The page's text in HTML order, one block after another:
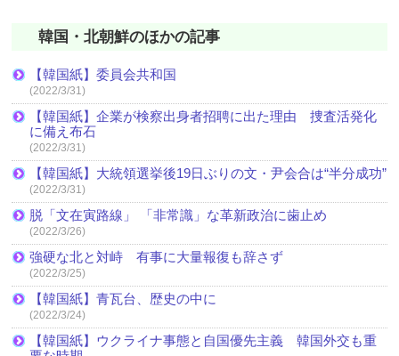
韓国・北朝鮮のほかの記事
【韓国紙】委員会共和国
(2022/3/31)
【韓国紙】企業が検察出身者招聘に出た理由 捜査活発化
に備え布石
(2022/3/31)
【韓国紙】大統領選挙後19日ぶりの文・尹会合は“半分成功”
(2022/3/31)
脱「文在寅路線」 「非常識」な革新政治に歯止め
(2022/3/26)
強硬な北と対峙 有事に大量報復も辞さず
(2022/3/25)
【韓国紙】青瓦台、歴史の中に
(2022/3/24)
【韓国紙】ウクライナ事態と自国優先主義 韓国外交も重